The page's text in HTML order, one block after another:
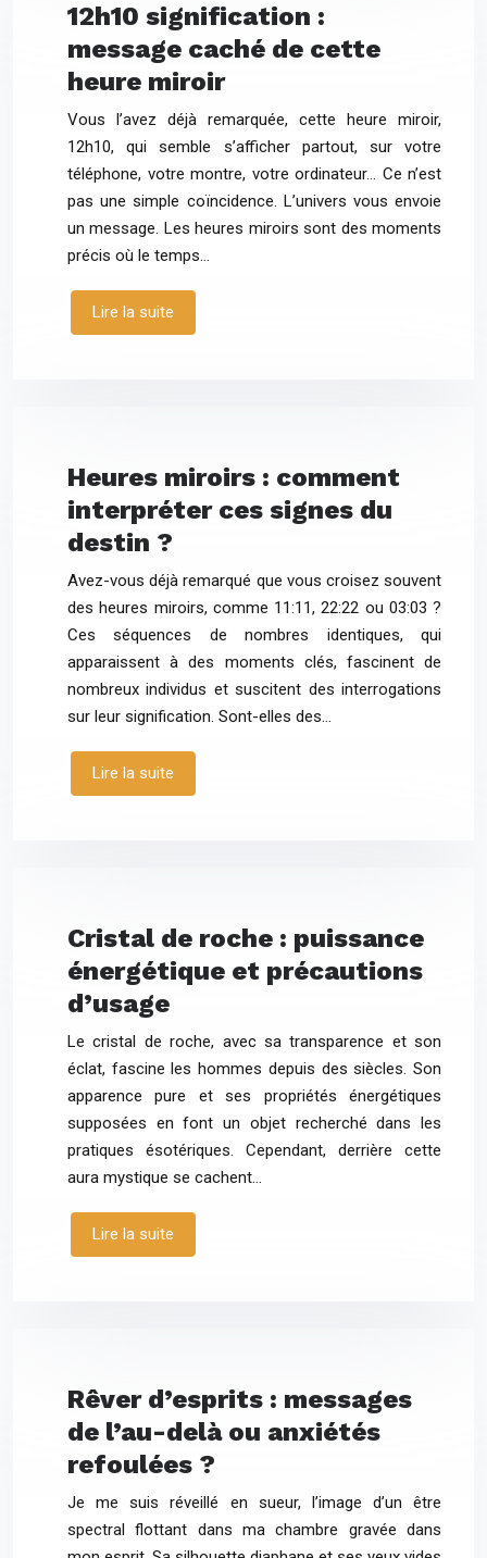
12h10 signification :
message caché de cette
heure miroir
Vous l’avez déjà remarquée, cette heure miroir,
12h10, qui semble s’afficher partout, sur votre
téléphone, votre montre, votre ordinateur… Ce n’est
pas une simple coïncidence. L’univers vous envoie
un message. Les heures miroirs sont des moments
précis où le temps…
Lire la suite
Heures miroirs : comment
interpréter ces signes du
destin ?
Avez-vous déjà remarqué que vous croisez souvent
des heures miroirs, comme 11:11, 22:22 ou 03:03 ?
Ces séquences de nombres identiques, qui
apparaissent à des moments clés, fascinent de
nombreux individus et suscitent des interrogations
sur leur signification. Sont-elles des…
Lire la suite
Cristal de roche : puissance
énergétique et précautions
d’usage
Le cristal de roche, avec sa transparence et son
éclat, fascine les hommes depuis des siècles. Son
apparence pure et ses propriétés énergétiques
supposées en font un objet recherché dans les
pratiques ésotériques. Cependant, derrière cette
aura mystique se cachent…
Lire la suite
Rêver d’esprits : messages
de l’au-delà ou anxiétés
refoulées ?
Je me suis réveillé en sueur, l’image d’un être
spectral flottant dans ma chambre gravée dans